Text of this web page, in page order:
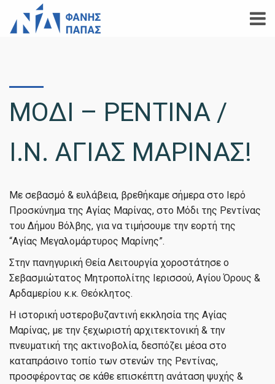
ΜΟΔΙ – ΡΕΝΤΙΝΑ /
Ι.Ν. ΑΓΙΑΣ ΜΑΡΙΝΑΣ!
Με σεβασμό & ευλάβεια, βρεθήκαμε σήμερα στο Ιερό
Προσκύνημα της Αγίας Μαρίνας, στο Μόδι της Ρεντίνας
του Δήμου Βόλβης, για να τιμήσουμε την εορτή της
“Αγίας Μεγαλομάρτυρος Μαρίνης”.
Στην πανηγυρική Θεία Λειτουργία χοροστάτησε ο
Σεβασμιώτατος Μητροπολίτης Ιερισσού, Αγίου Όρους &
Αρδαμερίου κ.κ. Θεόκλητος.
Η ιστορική υστεροβυζαντινή εκκλησία της Αγίας
Μαρίνας, με την ξεχωριστή αρχιτεκτονική & την
πνευματική της ακτινοβολία, δεσπόζει μέσα στο
καταπράσινο τοπίο των στενών της Ρεντίνας,
προσφέροντας σε κάθε επισκέπτη ανάταση ψυχής &